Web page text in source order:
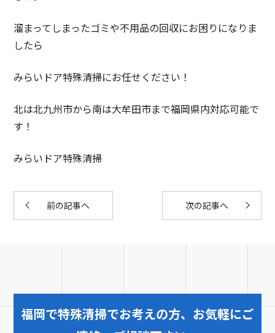
溜まってしまったゴミや不用品の回収にお困りになりま
したら
みらいドア特殊清掃にお任せください！
北は北九州市から南は大牟田市まで福岡県内対応可能で
す！
みらいドア特殊清掃
前の記事へ 次の記事へ
福岡で特殊清掃でお考えの方、お気軽にご